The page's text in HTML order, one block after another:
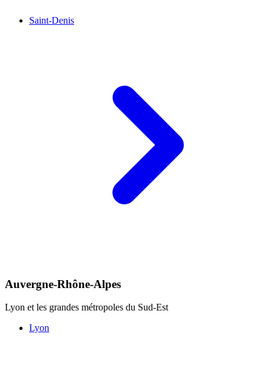
Saint-Denis
Auvergne-Rhône-Alpes
Lyon et les grandes métropoles du Sud-Est
Lyon